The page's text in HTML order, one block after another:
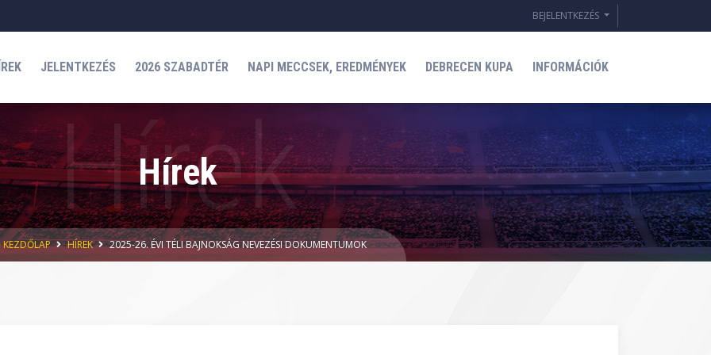
BEJELENTKEZÉS
JELENTKEZÉS 2026 SZABADTÉR NAPI MECCSEK, EREDMÉNYEK DEBRECEN KUPA INFORMÁCIÓK
Hírek
KEZDŐLAP HÍREK 2025-26. ÉVI TÉLI BAJNOKSÁG NEVEZÉSI DOKUMENTUMOK